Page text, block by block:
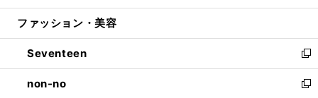
開
ウ
開
く
ン
ウ
で
開
く
ウ
ン
ド
ウ
で
ファッション・美容
Seventeen
新
し
い
non-no
新